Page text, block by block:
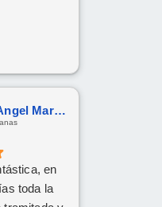
Miguel Angel Martín González
en
toda la